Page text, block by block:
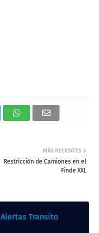
MÁS RECIENTES
Restricción de Camiones en el
Finde XXL
Alertas Transito